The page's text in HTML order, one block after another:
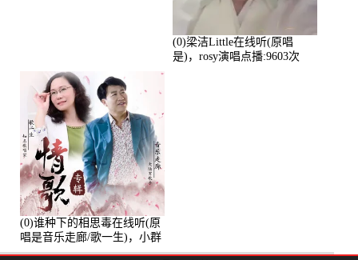
(0)梁洁Little在线听(原唱
是)，rosy演唱点播:9603次
(0)谁种下的相思毒在线听(原
唱是音乐走廊/歌一生)，小群
演唱点播:8975次